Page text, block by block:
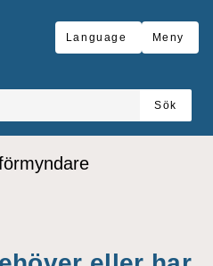
Language Meny
Sök